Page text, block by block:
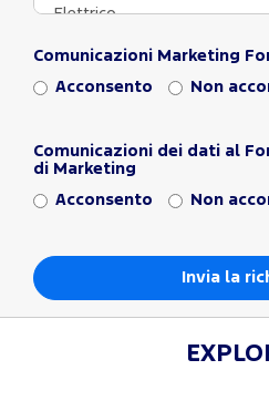
Comunicazioni Marketing
Acconsento Non
Comunicazioni dei dati al
di Marketing
Acconsento Non